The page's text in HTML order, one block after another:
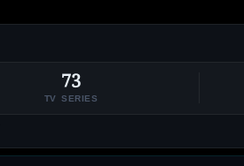
73
TV SERIES